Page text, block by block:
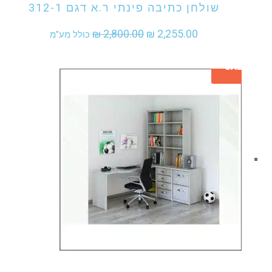
שולחן כתיבה פינתי ר.א דגם 312-1
₪2,800.00
המחיר
₪ 2,800.00.
₪ 2,255.00
המחיר
₪ 2,255.00.
כולל מע"מ
SALE